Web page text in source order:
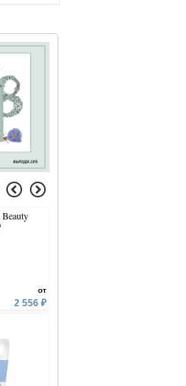
от
2 556 ₽